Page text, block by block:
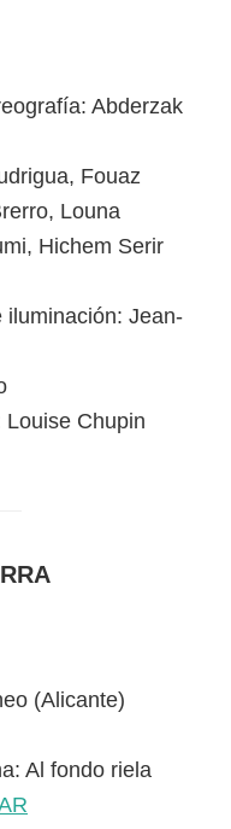
Abderzak
Fouaz
Louna
Hichem Serir
iluminación: Jean-
Chupin
(Alicante)
Al fondo riela